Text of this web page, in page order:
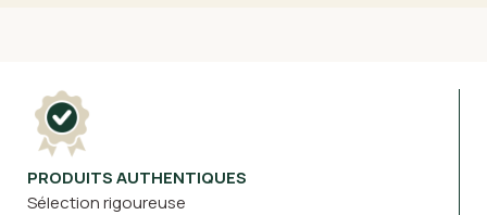
PRODUITS AUTHENTIQUES
Sélection rigoureuse